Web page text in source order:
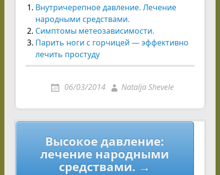
Внутричерепное давление. Лечение
народными средствами.
Симптомы метеозависимости.
Парить ноги с горчицей — эффективно
лечить простуду
06/03/2014 Natalja Shevele
Навигация
записям
Высокое давление:
лечение народными
средствами. →